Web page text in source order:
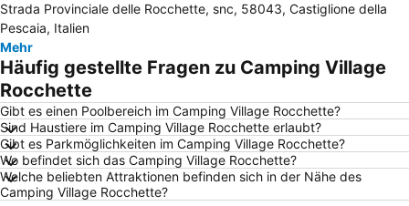
Borgo di Talamone
Castiglione dell Pescaia
Torre Mozza
La Biodola
Punta Ala
Naregno
Giglio Campese
Spiaggia Lunga
La Rocca di Populonia
Parco Costiero di Rimigliano
Parco Naturale della Maremma
Alberese
Fonteblanda
Capo Bianco
Strada Provinciale delle Rocchette, snc, 58043, Castiglione della
Pescaia, Italien
Mehr
Häufig gestellte Fragen zu Camping Village
Rocchette
Gibt es einen Poolbereich im Camping Village Rocchette?
Sind Haustiere im Camping Village Rocchette erlaubt?
Gibt es Parkmöglichkeiten im Camping Village Rocchette?
Wo befindet sich das Camping Village Rocchette?
Welche beliebten Attraktionen befinden sich in der Nähe des
Camping Village Rocchette?